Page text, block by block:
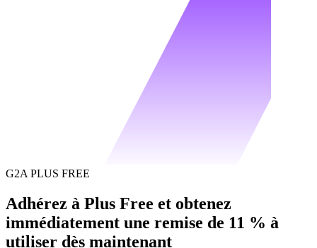
G2A PLUS FREE
Adhérez à Plus Free et obtenez
immédiatement une remise de 11 % à
utiliser dès maintenant